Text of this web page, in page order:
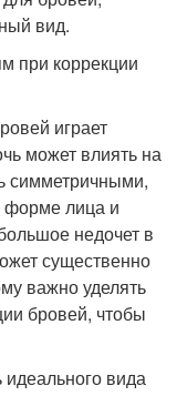
вид.
при коррекции
играет
может влиять на
симметричными,
форме лица и
недочет в
существенно
важно уделять
бровей, чтобы
идеального вида